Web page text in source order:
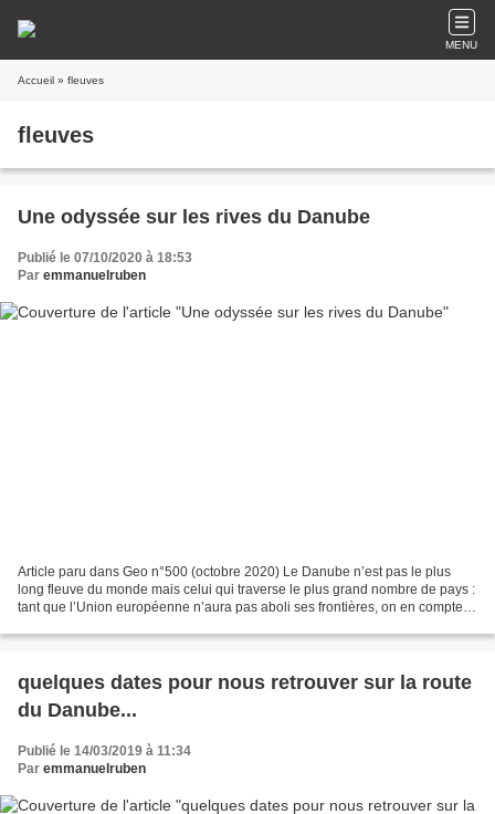
MENU
Accueil » fleuves
fleuves
Une odyssée sur les rives du Danube
Publié le 07/10/2020 à 18:53
Par emmanuelruben
Article paru dans Geo n°500 (octobre 2020) Le Danube n’est pas le plus
long fleuve du monde mais celui qui traverse le plus grand nombre de pays :
tant que l’Union européenne n’aura pas aboli ses frontières, on en comptera
quelques dates pour nous retrouver sur la route
du Danube...
Publié le 14/03/2019 à 11:34
Par emmanuelruben